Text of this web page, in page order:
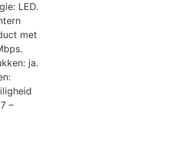
LED.
met
ja.
–